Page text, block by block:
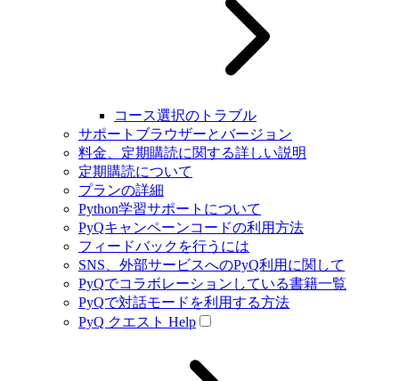
コース選択のトラブル
サポートブラウザーとバージョン
料金、定期購読に関する詳しい説明
定期購読について
プランの詳細
Python学習サポートについて
PyQキャンペーンコードの利用方法
フィードバックを行うには
SNS、外部サービスへのPyQ利用に関して
PyQでコラボレーションしている書籍一覧
PyQで対話モードを利用する方法
PyQ クエスト Help